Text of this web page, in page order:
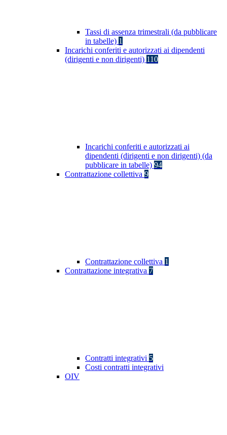
Tassi di assenza trimestrali (da pubblicare
in tabelle) 1
Incarichi conferiti e autorizzati ai dipendenti
(dirigenti e non dirigenti) 110
Incarichi conferiti e autorizzati ai
dipendenti (dirigenti e non dirigenti) (da
pubblicare in tabelle) 94
Contrattazione collettiva 9
Contrattazione collettiva 1
Contrattazione integrativa 7
Contratti integrativi 5
Costi contratti integrativi
OIV